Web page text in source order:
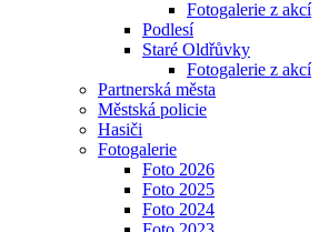
Fotogalerie z akcí
Podlesí
Staré Oldřůvky
Fotogalerie z akcí
Partnerská města
Městská policie
Hasiči
Fotogalerie
Foto 2026
Foto 2025
Foto 2024